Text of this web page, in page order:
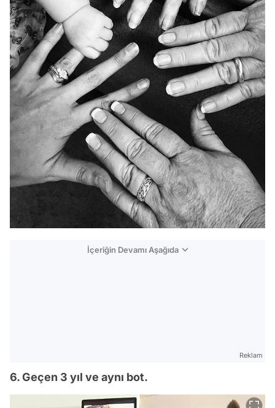
İçeriğin Devamı Aşağıda
Reklam
6. Geçen 3 yıl ve aynı bot.